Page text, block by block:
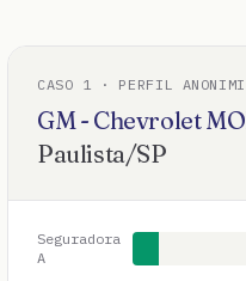
CASO 1 · PERFIL
GM - Chevrolet
Paulista/SP
Seguradora
A